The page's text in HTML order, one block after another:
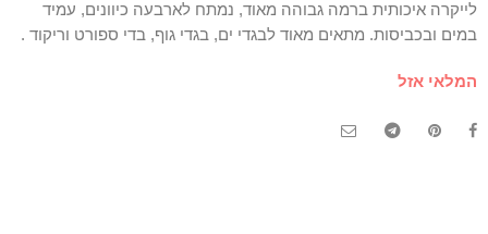
לייקרה איכותית ברמה גבוהה מאוד, נמתח לארבעה כיוונים, עמיד
במים ובכביסות. מתאים מאוד לבגדי ים, בגדי גוף, בדי ספורט וריקוד .
המלאי אזל